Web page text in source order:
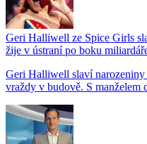
Geri Halliwell ze Spice Girls
žije v ústraní po boku
Geri Halliwell slaví narozeniny
vraždy v budově. S manželem